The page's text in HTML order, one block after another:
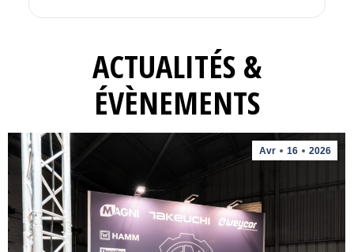
ACTUALITÉS &
ÉVÈNEMENTS
Avr 16 2026